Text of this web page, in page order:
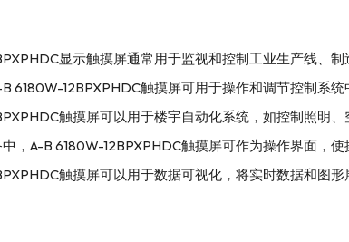
显示触摸屏通常用于监视和控制工业生产线、制
6180W-12BPXPHDC触摸屏可用于操作和调节控制系统
触摸屏可以用于楼宇自动化系统，如控制照明、
，A-B 6180W-12BPXPHDC触摸屏可作为操作界面，使
触摸屏可以用于数据可视化，将实时数据和图